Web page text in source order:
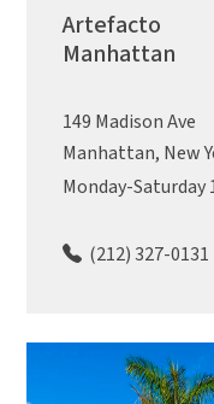
Artefacto
Manhattan
149 Madison Ave
Manhattan, New
Monday-Saturday
(212) 327-0131